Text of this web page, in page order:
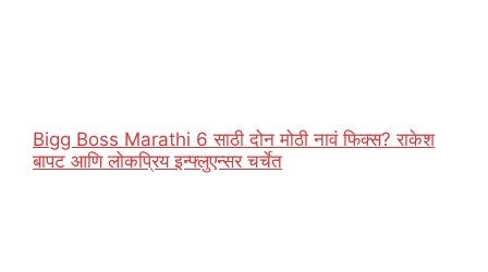
Bigg Boss Marathi 6 साठी दोन मोठी नावं फिक्स? राकेश
बापट आणि लोकप्रिय इन्फ्लुएन्सर चर्चेत